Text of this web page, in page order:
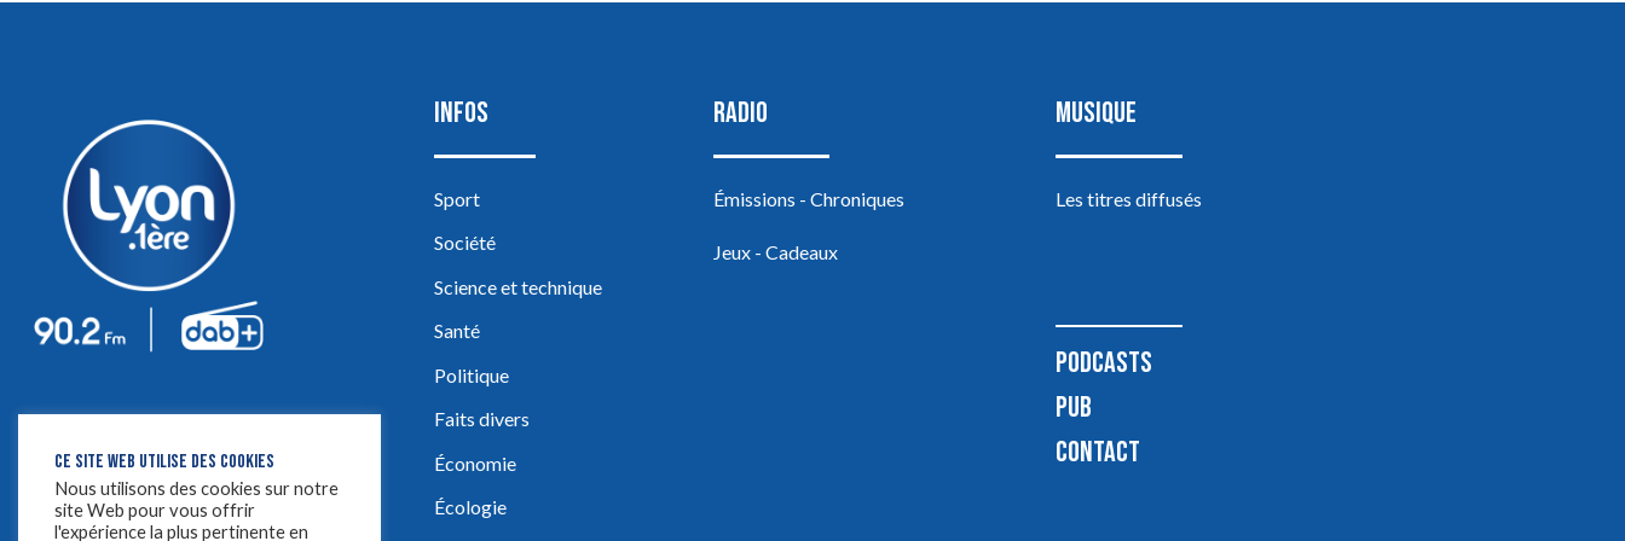
INFOS
Sport
Société
Science et technique
Santé
Politique
Faits divers
Économie
Écologie
RADIO
Émissions - Chroniques
Jeux - Cadeaux
MUSIQUE
Les titres diffusés
PODCASTS
PUB
CONTACT
CE SITE WEB UTILISE DES COOKIES
Nous utilisons des cookies sur notre
site Web pour vous offrir
l'expérience la plus pertinente en